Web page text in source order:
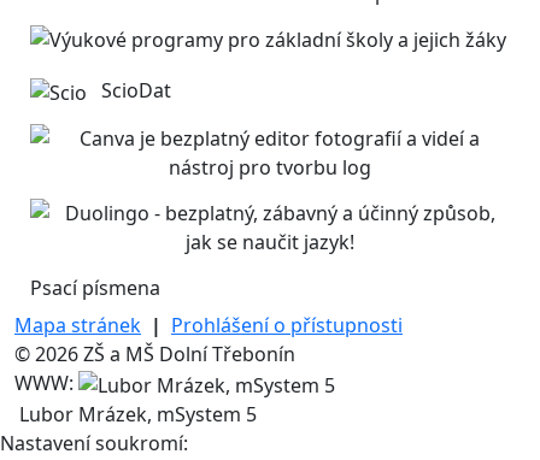
ScioDat
Psací písmena
Mapa stránek | Prohlášení o přístupnosti
© 2026 ZŠ a MŠ Dolní Třebonín
WWW:
Lubor Mrázek, mSystem 5
Nastavení soukromí: